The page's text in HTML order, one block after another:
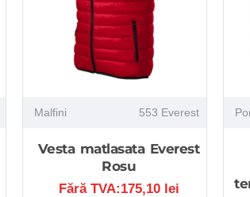
Malfini 553 Everest
Vesta matlasata Everest
Rosu
Fără TVA:175,10 lei